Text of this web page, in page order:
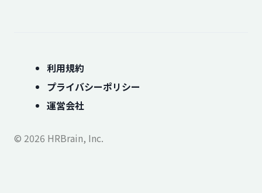
利用規約
プライバシーポリシー
運営会社
© 2026 HRBrain, Inc.